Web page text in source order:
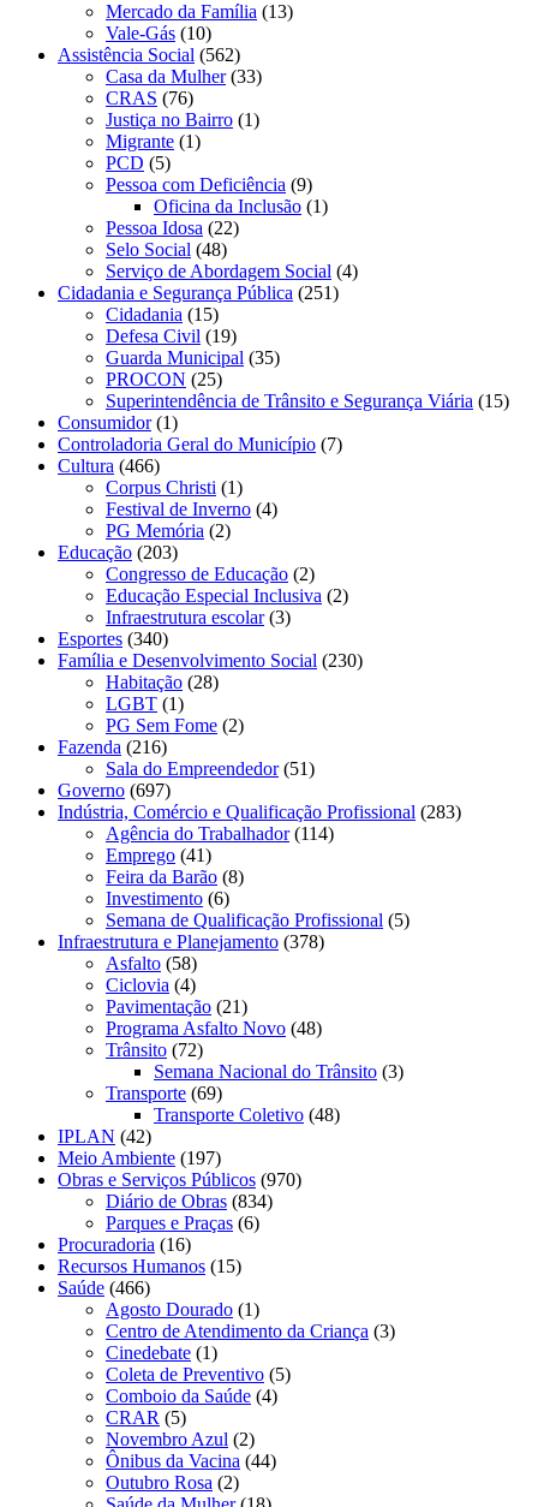
Mercado da Família (13)
Vale-Gás (10)
Assistência Social (562)
Casa da Mulher(33)
CRAS (76)
Justiça no Bairro (1)
Migrante (1)
PCD (5)
Pessoa com Deficiência (9)
Oficina da Inclusão (1)
Pessoa Idosa (22)
Selo Social (48)
Serviço de Abordagem Social (4)
Cidadania e Segurança Pública (251)
Cidadania (15)
Defesa Civil (19)
Guarda Municipal (35)
PROCON (25)
Superintendência de Trânsito e Segurança Viária (15)
Consumidor(1)
Controladoria Geral do Município (7)
Cultura (466)
Corpus Christi (1)
Festival de Inverno (4)
PG Memória (2)
Educação (203)
Congresso de Educação (2)
Educação Especial Inclusiva (2)
Infraestrutura escolar(3)
Esportes (340)
Família e Desenvolvimento Social (230)
Habitação (28)
LGBT (1)
PG Sem Fome (2)
Fazenda (216)
Sala do Empreendedor(51)
Governo (697)
Indústria, Comércio e Qualificação Profissional (283)
Agência do Trabalhador(114)
Emprego (41)
Feira da Barão (8)
Investimento (6)
Semana de Qualificação Profissional (5)
Infraestrutura e Planejamento (378)
Asfalto (58)
Ciclovia (4)
Pavimentação (21)
Programa Asfalto Novo (48)
Trânsito (72)
Semana Nacional do Trânsito (3)
Transporte (69)
Transporte Coletivo (48)
IPLAN (42)
Meio Ambiente (197)
Obras e Serviços Públicos (970)
Diário de Obras (834)
Parques e Praças (6)
Procuradoria (16)
Recursos Humanos (15)
Saúde (466)
Agosto Dourado (1)
Centro de Atendimento da Criança (3)
Cinedebate (1)
Coleta de Preventivo (5)
Comboio da Saúde (4)
CRAR (5)
Novembro Azul (2)
Ônibus da Vacina (44)
Outubro Rosa (2)